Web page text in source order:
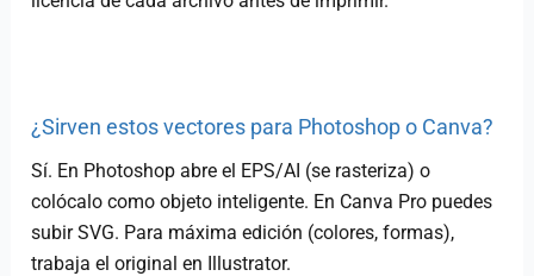
¿Sirven estos vectores para Photoshop o Canva?
Sí. En Photoshop abre el EPS/AI (se rasteriza) o
colócalo como objeto inteligente. En Canva Pro puedes
subir SVG. Para máxima edición (colores, formas),
trabaja el original en Illustrator.